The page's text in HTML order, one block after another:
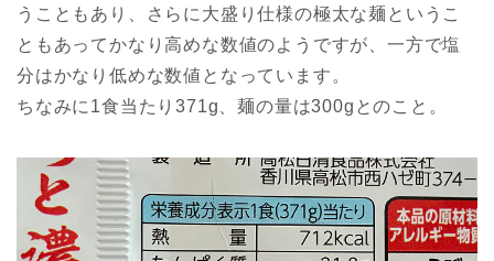
うこともあり、さらに大盛り仕様の極太な麺というこ
ともあってかなり高めな数値のようですが、一方で塩
分はかなり低めな数値となっています。
ちなみに1食当たり371g、麺の量は300gとのこと。